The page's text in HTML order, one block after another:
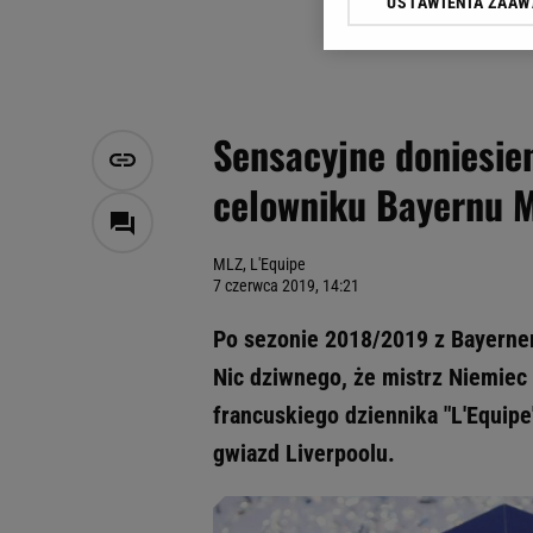
Sensacyjne
celowniku Bayernu
MLZ, L'Equipe
7 czerwca 2019, 14:21
Po sezonie 2018/2019 z
Nic dziwnego, że mistrz
francuskiego dziennika
gwiazd Liverpoolu.
Klikając „Akceptuję”
Zaufanych Partnerów i
My, nasi Zaufani
Przechowywanie